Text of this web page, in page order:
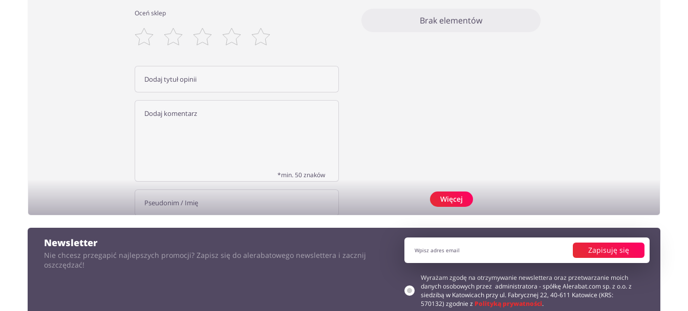
Oceń sklep
*min. 50 znaków
Brak elementów
Więcej
Newsletter
Nie chcesz przegapić najlepszych promocji? Zapisz się do alerabatowego newslettera i zacznij
oszczędzać!
Zapisuję się
Wyrażam zgodę na otrzymywanie newslettera oraz przetwarzanie moich
danych osobowych przez administratora - spółkę Alerabat.com sp. z o.o. z
siedzibą w Katowicach przy ul. Fabrycznej 22, 40-611 Katowice (KRS:
570132) zgodnie z Polityką prywatności.